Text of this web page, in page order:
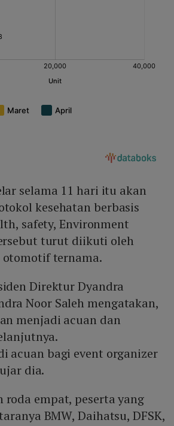
selama 11 hari itu akan
kesehatan berbasis
safety, Environment
turut diikuti oleh
otomotif ternama.
Direktur Dyandra
Noor Saleh mengatakan,
menjadi acuan dan
acuan bagi event organizer
dia.
roda empat, peserta yang
BMW, Daihatsu, DFSK,